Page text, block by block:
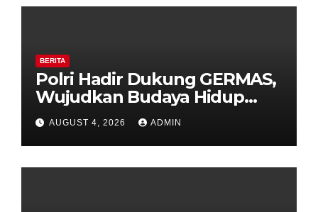
BERITA
Polri Hadir Dukung GERMAS,
Wujudkan Budaya Hidup
Sehat di Kecamatan Pabelan
AUGUST 4, 2026 ADMIN